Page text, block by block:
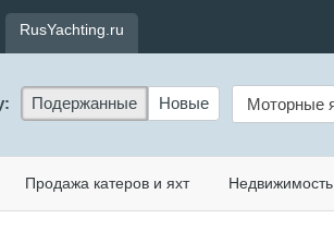
RusYachting.ru
Подержанные Новые
Продажа катеров и яхт Недвижимость